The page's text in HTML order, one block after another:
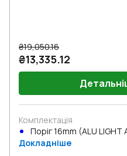
₴19,050.16
₴13,335.12
Комплектація
Поріг 16mm (ALU LIGHT
Докладніше